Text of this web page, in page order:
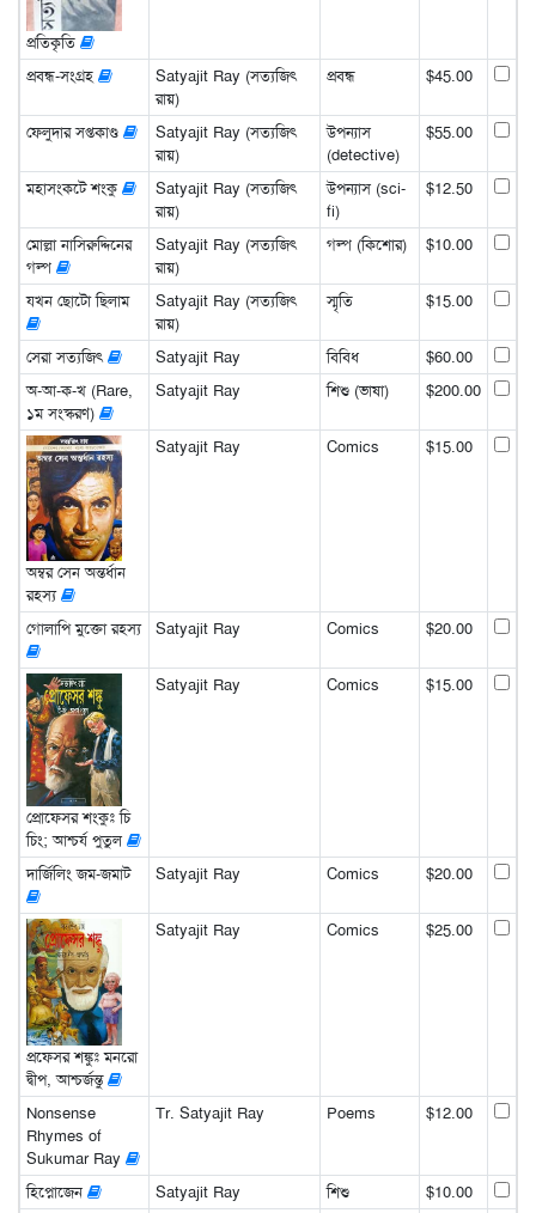
প্রতিকৃতি
প্রবন্ধ-সংগ্রহ
Satyajit Ray (সত্যজিৎ
রায়)
প্রবন্ধ $45.00
ফেলুদার সপ্তকাণ্ড
Satyajit Ray (সত্যজিৎ
রায়)
উপন্যাস
(detective)
$55.00
মহাসংকটে শংকু
Satyajit Ray (সত্যজিৎ
রায়)
উপন্যাস (sci-
fi)
$12.50
মোল্লা নাসিরুদ্দিনের
গল্প
Satyajit Ray (সত্যজিৎ
রায়)
গল্প (কিশোর) $10.00
যখন ছোটো ছিলাম
Satyajit Ray (সত্যজিৎ
রায়)
স্মৃতি $15.00
সেরা সত্যজিৎ Satyajit Ray বিবিধ
$60.00
অ-আ-ক-খ (Rare,
১ম সংস্করণ)
Satyajit Ray শিশু (ভাষা) $200.00
অম্বর সেন অন্তর্ধান
রহস্য
Satyajit Ray Comics $15.00
গোলাপি মুক্তো রহস্য Satyajit Ray Comics $20.00
প্রোফেসর শংকুঃ চি
চিং; আশ্চর্য পুতুল
Satyajit Ray Comics $15.00
দার্জিলিং জম-জমাট Satyajit Ray Comics $20.00
প্রফেসর শঙ্কুঃ মনরো
দ্বীপ, আশ্চর্জন্তু
Satyajit Ray Comics $25.00
Nonsense
Rhymes of
Sukumar Ray
Tr. Satyajit Ray Poems $12.00
হিপ্নোজেন Satyajit Ray শিশু
$10.00